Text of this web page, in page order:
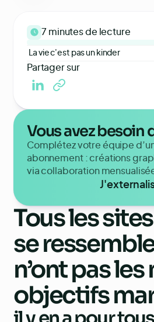
7 minutesde lecture
La vie c'est pas un kinder
Partager sur
Vous avez besoin
Complétez votre équipe
abonnement : créations
via collaboration
Tous les
se
n’ont pas
objectifs